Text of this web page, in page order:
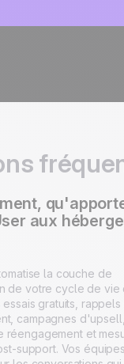
aux
la couche de
de votre cycle de vie
gratuits, rappels
campagnes d'upsell,
réengagement et
support. Vos